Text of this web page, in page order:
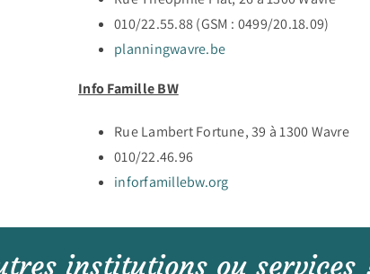
010/22.55.88 (GSM : 0499/20.18.09)
planningwavre.be
Info Famille BW
Rue Lambert Fortune, 39 à 1300 Wavre
010/22.46.96
inforfamillebw.org
institutions ou services